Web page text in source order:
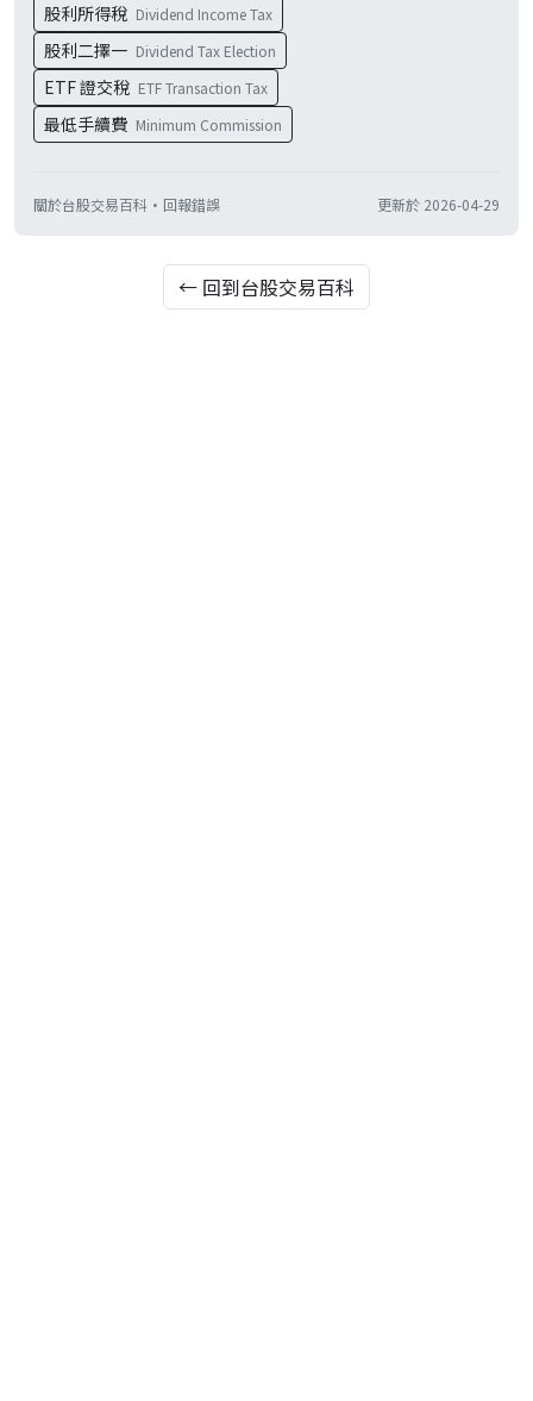
股利所得稅 Dividend Income Tax
股利二擇一 Dividend Tax Election
ETF 證交稅 ETF Transaction Tax
最低手續費 Minimum Commission
關於台股交易百科 · 回報錯誤 更新於 2026-04-29
← 回到台股交易百科